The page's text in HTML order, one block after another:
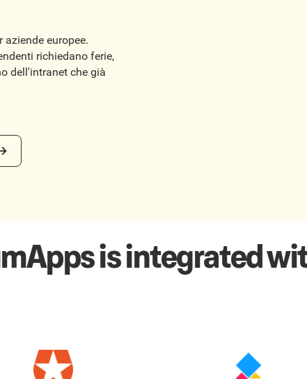
aziende europee.
richiedano ferie,
dell'intranet che già
is integrated